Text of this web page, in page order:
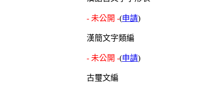
- 未公開 -(申請)
漢簡文字類編
- 未公開 -(申請)
古璽文編